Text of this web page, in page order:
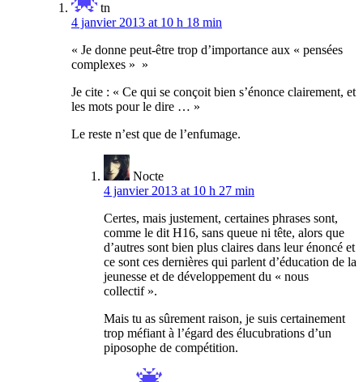
tn
4 janvier 2013 at 10 h 18 min
« Je donne peut-être trop d’importance aux « pensées
complexes » »
Je cite : « Ce qui se conçoit bien s’énonce clairement, et
les mots pour le dire … »
Le reste n’est que de l’enfumage.
Nocte
4 janvier 2013 at 10 h 27 min
Certes, mais justement, certaines phrases sont,
comme le dit H16, sans queue ni tête, alors que
d’autres sont bien plus claires dans leur énoncé et
ce sont ces dernières qui parlent d’éducation de la
jeunesse et de développement du « nous
collectif ».
Mais tu as sûrement raison, je suis certainement
trop méfiant à l’égard des élucubrations d’un
piposophe de compétition.